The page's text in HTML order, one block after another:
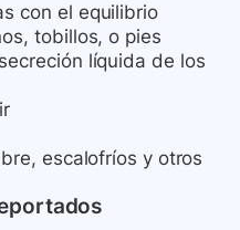
con el equilibrio
tobillos, o pies
líquida de los
escalofríos y otros